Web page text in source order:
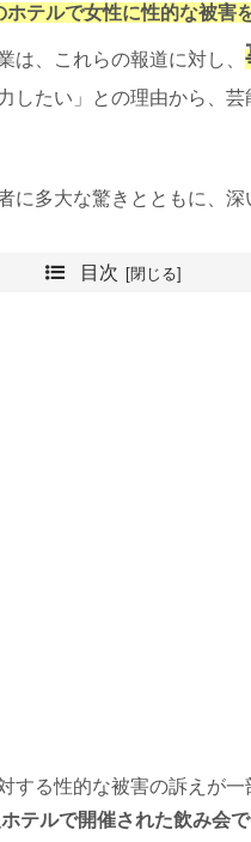
テルで女性に性的な被害
は、これらの報道に対し、
したい」との理由から、
多大な驚きとともに、深
目次
する性的な被害の訴えが
テルで開催された飲み会